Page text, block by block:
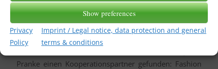
Show preferences
Privacy
Policy
Imprint / Legal notice, data protection and general
terms & conditions
Digitalisierung in der textilen Kette. Pranke steht für
Datensicherheit, Datenintegrität und zuverlässigen
Datenfluss. Dabei bleibt der Kunde immer Souverän
seiner Daten. Um neue Standards am Markt zu setzen
Pranke einen Kooperationspartner gefunden: Fashion